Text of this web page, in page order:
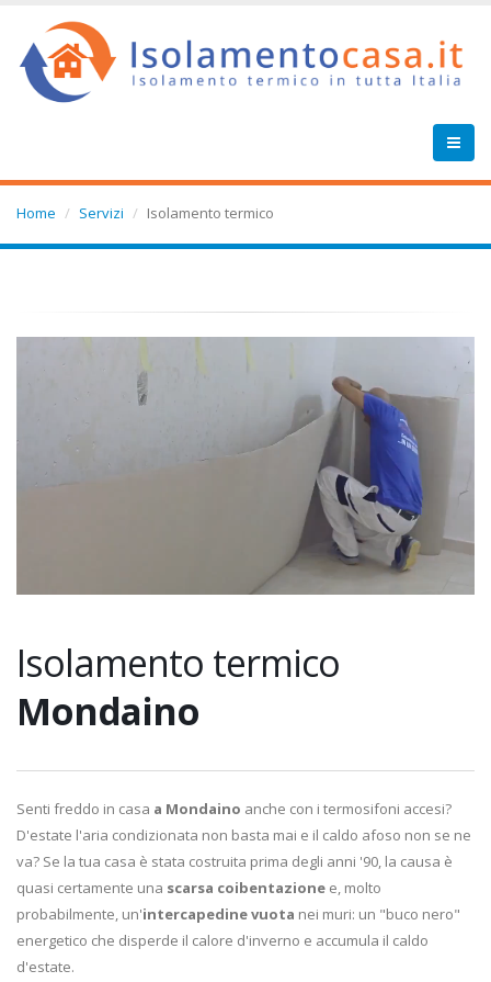
Home Servizi Isolamento termico
Isolamento termico
Mondaino
Senti freddo in casa a Mondaino anche con i termosifoni accesi?
D'estate l'aria condizionata non basta mai e il caldo afoso non se ne
va? Se la tua casa è stata costruita prima degli anni '90, la causa è
quasi certamente una scarsa coibentazione e, molto
probabilmente, un'intercapedine vuota nei muri: un "buco nero"
energetico che disperde il calore d'inverno e accumula il caldo
d'estate.